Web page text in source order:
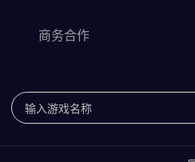
商务合作